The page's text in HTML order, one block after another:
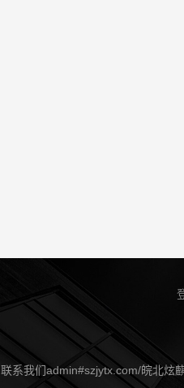
联系我们admin#szjytx.com/皖北炫